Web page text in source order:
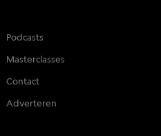
Podcasts
Masterclasses
Contact
Adverteren